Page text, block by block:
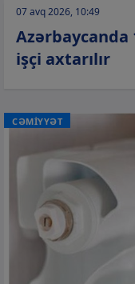
07 avq 2026, 10:49
Azərbaycanda
işçi axtarılır
CƏMİYYƏT